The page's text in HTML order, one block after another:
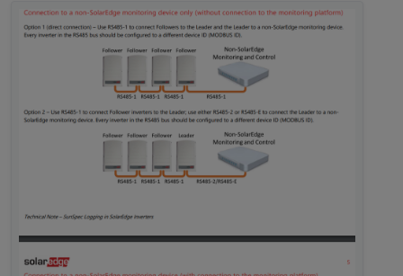
keinen support. Eventuell hatte ich auch bisher nur
Pech. Zumindest habe ich auf meine Emails bisher
keine Antwort bekommen. Ich wollte wissen, unter
welchen Registernummern die Daten des WR2 der als